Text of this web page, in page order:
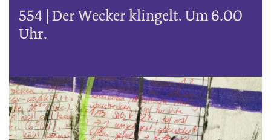
554 | Der Wecker klingelt. Um 6.00
Uhr.